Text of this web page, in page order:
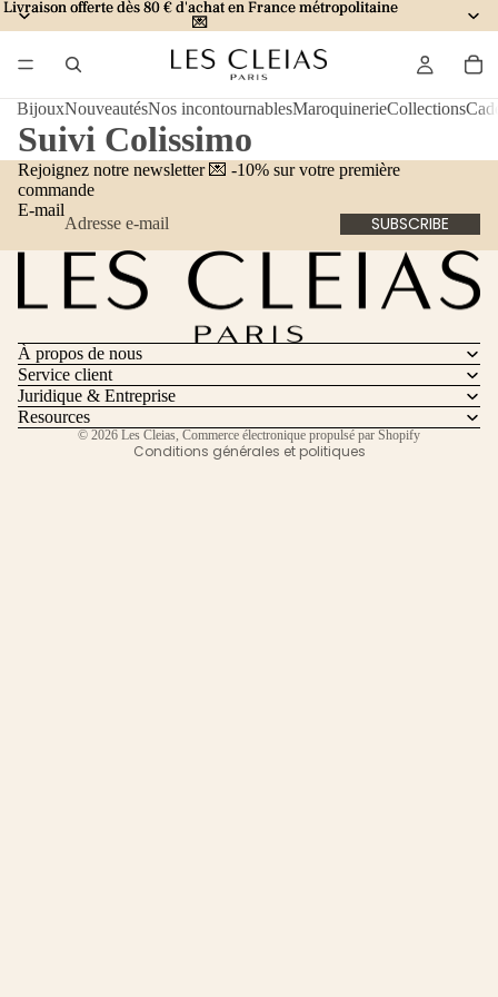
Livraison offerte dès 80 € d'achat en France métropolitaine
💌
Livraison offerte dès 80 € d'achat en France métropolitaine
💌
BijouxNouveautésNos incontournablesMaroquinerieCollections
Suivi Colissimo
Rejoignez notre newsletter 💌 -10% sur votre première
commande
E-mail
SUBSCRIBE
À propos de nous
Service client
Juridique & Entreprise
Resources
© 2026 Les Cleias, Commerce électronique propulsé par Shopify
Conditions générales et politiques
Politique de remboursement
Politique de confidentialité
Coordonnées
Conditions générales de vente
Mentions légales